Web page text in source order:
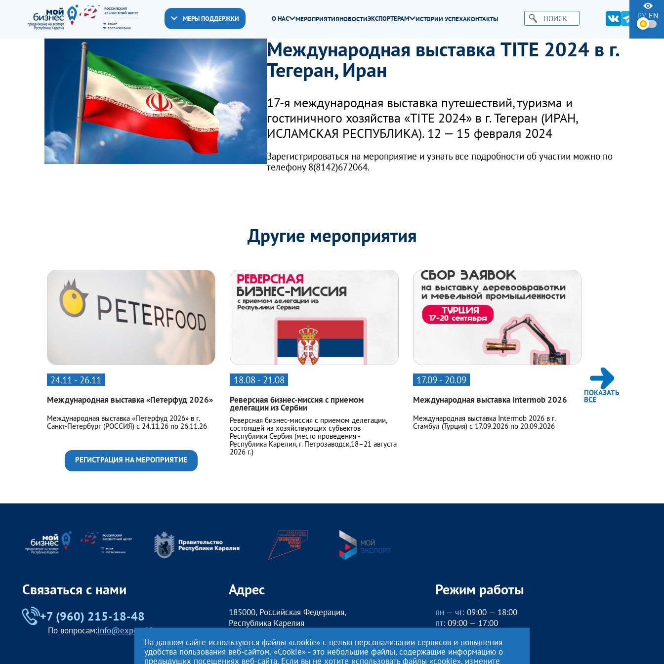
МЕРЫ ПОДДЕРЖКИ О НАС МЕРОПРИЯТИЯНОВОСТИЭКСПОРТЕРАМ ИСТОРИИ УСПЕХАКОНТАКТЫ РУ EN
Международная выставка TITE 2024 в г.
Тегеран, Иран
17-я международная выставка путешествий, туризма и
гостиничного хозяйства «TITE 2024» в г. Тегеран (ИРАН,
ИСЛАМСКАЯ РЕСПУБЛИКА). 12 — 15 февраля 2024
Зарегистрироваться на мероприятие и узнать все подробности об участии можно по
телефону 8(8142)672064.
Другие мероприятия
24.11 - 26.11
Международная выставка «Петерфуд 2026»
Международная выставка «Петерфуд 2026» в г.
Санкт-Петербург (РОССИЯ) с 24.11.26 по 26.11.26
РЕГИСТРАЦИЯ НА МЕРОПРИЯТИЕ
18.08 - 21.08
Реверсная бизнес-миссия с приемом
делегации из Сербии
Реверсная бизнес-миссия с приемом делегации,
состоящей из хозяйствующих субъектов
Республики Сербия (место проведения -
Республика Карелия, г. Петрозаводск,18–21 августа
2026 г.)
17.09 - 20.09
Международная выставка Intermob 2026
Международная выставка Intermob 2026 в г.
Стамбул (Турция) с 17.09.2026 по 20.09.2026
ПОКАЗАТЬ
ВСЕ
Связаться с нами
+7 (960) 215-18-48
По вопросам:info@export10.ru
Адрес
185000, Российская Федерация,
Республика Карелия
наб. Гюллинга, 11 / 2 этаж, офис 2
Режим работы
пн — чт: 09:00 — 18:00
пт: 09:00 — 17:00
сб, вс— выходные
На данном сайте используются файлы «cookie» с целью персонализации сервисов и повышения
удобства пользования веб-сайтом. «Cookie» - это небольшие файлы, содержащие информацию о
предыдущих посещениях веб-сайта. Если вы не хотите использовать файлы «cookie», измените